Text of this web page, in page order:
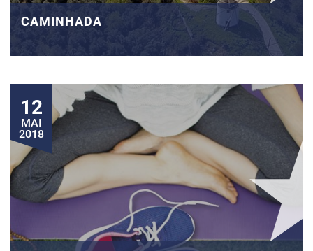
CAMINHADA
12
MAI
2018